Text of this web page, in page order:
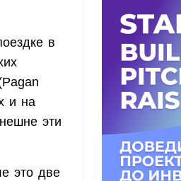
в
и на
эти
это две